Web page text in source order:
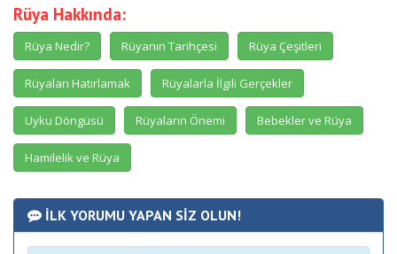
Rüya Hakkında:
Rüya Nedir? Rüyanın Tarihçesi Rüya Çeşitleri
Rüyaları Hatırlamak Rüyalarla İlgili Gerçekler
Uyku Döngüsü Rüyaların Önemi Bebekler ve Rüya
Hamilelik ve Rüya
İLK YORUMU YAPAN SİZ OLUN!